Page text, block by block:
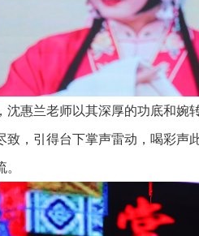
沈惠兰老师以其深厚的功底和婉
致，引得台下掌声雷动，喝彩声